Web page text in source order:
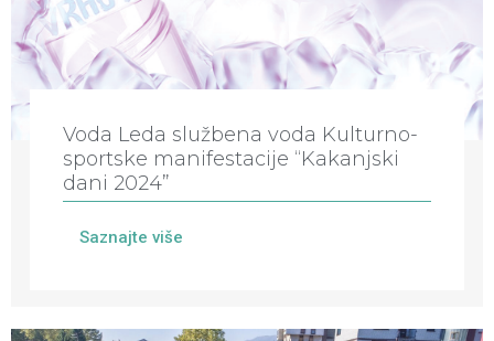
Voda Leda službena voda Kulturno-
sportske manifestacije “Kakanjski
dani 2024”
Saznajte više